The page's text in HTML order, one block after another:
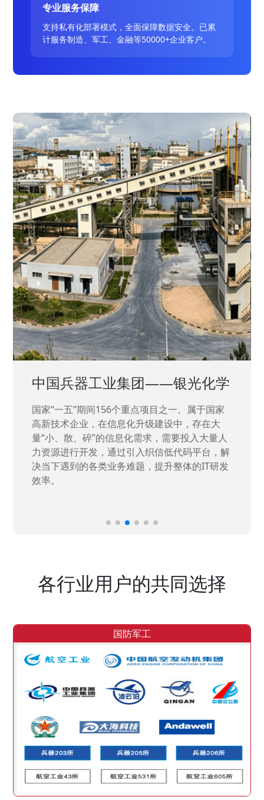
专业服务保障
支持私有化部署模式，全面保障数据安全。已累
计服务制造、军工、金融等50000+企业客户。
中国兵器工业集团——银光化学
国家“一五”期间156个重点项目之一。属于国家
高新技术企业，在信息化升级建设中，存在大
量“小、散、碎”的信息化需求，需要投入大量人
力资源进行开发，通过引入织信低代码平台，解
决当下遇到的各类业务难题，提升整体的IT研发
效率。
各行业用户的共同选择
国防军工